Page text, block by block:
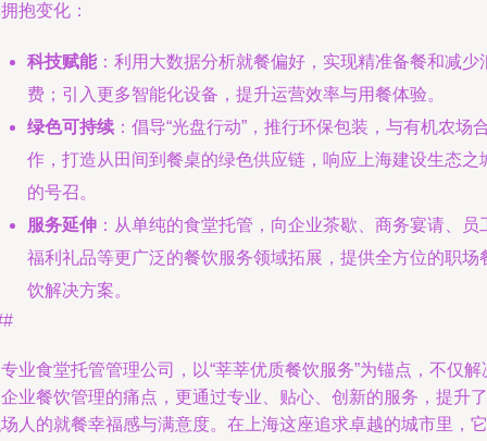
抱变化：
科技赋能：利用大数据分析就餐偏好，实现精准备餐和减少
费；引入更多智能化设备，提升运营效率与用餐体验。
绿色可持续 ：倡导“光盘行动”，推行环保包装，与有机农场
作，打造从田间到餐桌的绿色供应链，响应上海建设生态之
的号召。
服务延伸 ：从单纯的食堂托管，向企业茶歇、商务宴请、员
福利礼品等更广泛的餐饮服务领域拓展，提供全方位的职场
饮解决方案。
业食堂托管管理公司，以“莘莘优质餐饮服务”为锚点，不仅解
业餐饮管理的痛点，更通过专业、贴心、创新的服务，提升了
人的就餐幸福感与满意度。在上海这座追求卓越的城市里，它